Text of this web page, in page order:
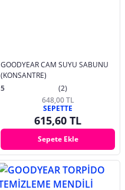
GOODYEAR CAM SUYU SABUNU
(KONSANTRE)
5
(2)
648,00 TL
SEPETTE
615,60 TL
Sepete Ekle